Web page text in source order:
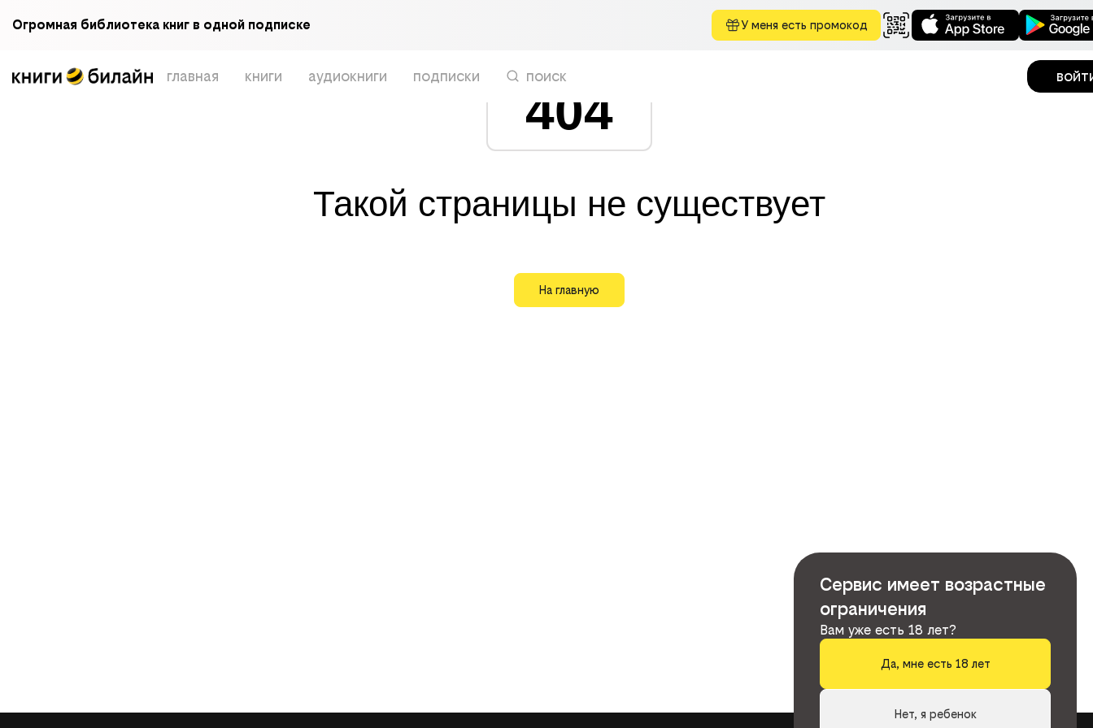
Огромная библиотека книг в одной подписке У меня есть промокод
главная книги аудиокниги подписки поиск
404
Такой страницы не существует
На главную
Сервис имеет возрастные
ограничения
Вам уже есть 18 лет?
Да, мне есть 18 лет
Нет, я ребенок